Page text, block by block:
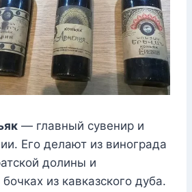
— главный сувенир и
Его делают из винограда
долины и
из кавказского дуба.